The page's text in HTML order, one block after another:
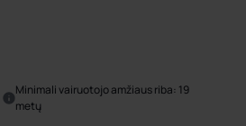
Minimali vairuotojo amžiaus riba: 19
metų